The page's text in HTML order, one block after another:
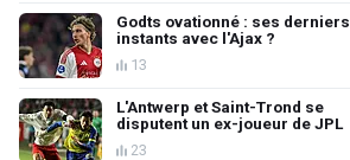
Godts ovationné : ses derniers
instants avec l'Ajax ?
13
L'Antwerp et Saint-Trond se
disputent un ex-joueur de JPL
23